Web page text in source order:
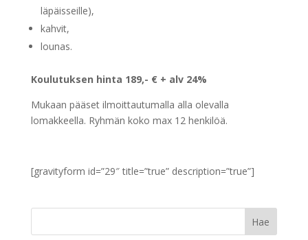
läpäisseille),
kahvit,
lounas.
Koulutuksen hinta 189,- € + alv 24%
Mukaan pääset ilmoittautumalla alla olevalla
lomakkeella. Ryhmän koko max 12 henkilöä.
[gravityform id=”29″ title=”true” description=”true”]